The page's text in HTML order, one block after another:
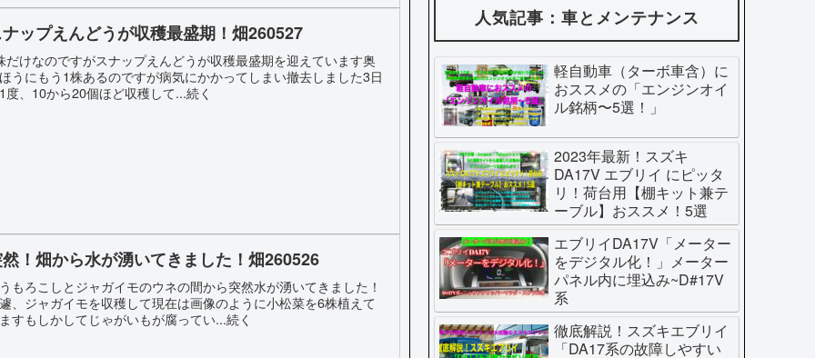
ップえんどうが収穫最盛期！畑260527
だけなのですがスナップえんどうが収穫最盛期を迎えています奥
うにもう1株あるのですが病気にかかってしまい撤去しました3日
度、10から20個ほど収穫して...続く
！畑から水が湧いてきました！畑260526
もろこしとジャガイモのウネの間から突然水が湧いてきました！
、ジャガイモを収穫して現在は画像のように小松菜を6株植えて
すもしかしてじゃがいもが腐ってい...続く
人気記事：車とメンテナンス
軽自動車（ターボ車含）に
おススメの「エンジンオイ
ル銘柄〜5選！」
2023年最新！スズキ
DA17V エブリイ にピッタ
リ！荷台用【棚キット兼テ
ーブル】おススメ！5選
エブリイDA17V「メーター
をデジタル化！」メーター
パネル内に埋込み~D#17V
系
徹底解説！スズキエブリイ
「DA17系の故障しやすい